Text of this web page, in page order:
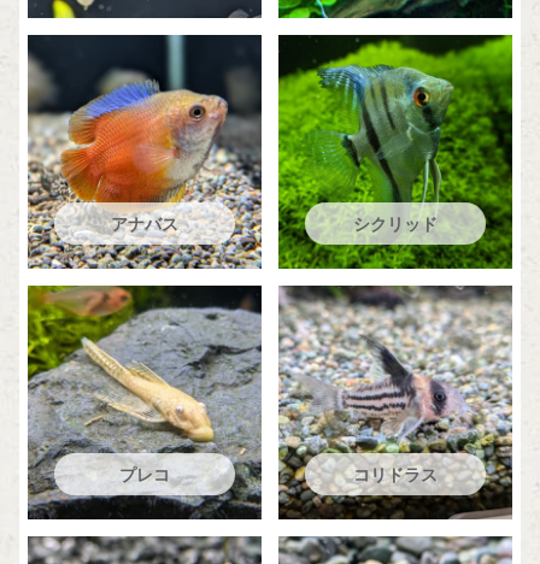
アナバス シクリッド
プレコ コリドラス